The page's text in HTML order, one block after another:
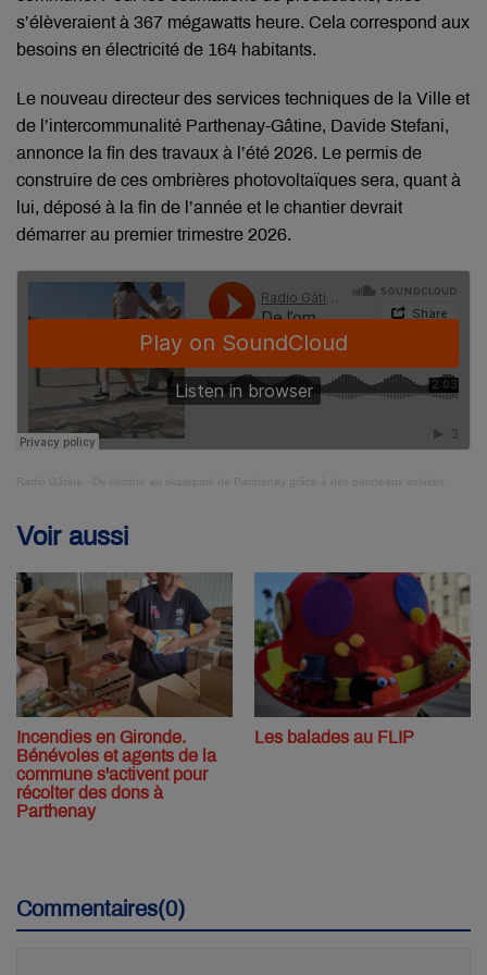
s’élèveraient à 367 mégawatts heure. Cela correspond aux
besoins en électricité de 164 habitants.
Le nouveau directeur des services techniques de la Ville et
de l’intercommunalité Parthenay-Gâtine, Davide Stefani,
annonce la fin des travaux à l’été 2026. Le permis de
construire de ces ombrières photovoltaïques sera, quant à
lui, déposé à la fin de l’année et le chantier devrait
démarrer au premier trimestre 2026.
Radio Gâtine De l’ombre au skatepark de Parthenay grâce à des panneaux solaires
Voir aussi
Incendies en Gironde.
Bénévoles et agents de la
commune s'activent pour
récolter des dons à
Parthenay
Les balades au FLIP
Commentaires(0)